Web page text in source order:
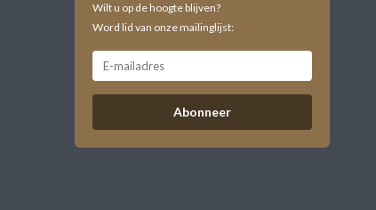
Wilt u op de hoogte blijven?
Word lid van onze mailinglijst:
Abonneer